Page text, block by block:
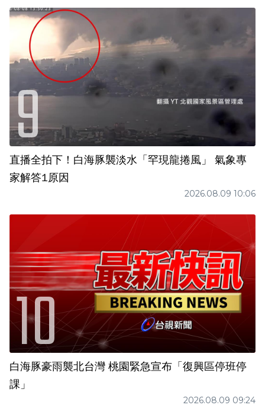
直播全拍下！白海豚襲淡水「罕現龍捲風」 氣象專
家解答1原因
2026.08.09 10:06
白海豚豪雨襲北台灣 桃園緊急宣布「復興區停班停
課」
2026.08.09 09:24